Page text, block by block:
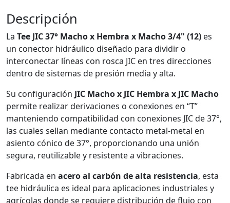
Descripción
La Tee JIC 37° Macho x Hembra x Macho 3/4" (12) es
un conector hidráulico diseñado para dividir o
interconectar líneas con rosca JIC en tres direcciones
dentro de sistemas de presión media y alta.
Su configuración JIC Macho x JIC Hembra x JIC Macho
permite realizar derivaciones o conexiones en “T”
manteniendo compatibilidad con conexiones JIC de 37°,
las cuales sellan mediante contacto metal-metal en
asiento cónico de 37°, proporcionando una unión
segura, reutilizable y resistente a vibraciones.
Fabricada en acero al carbón de alta resistencia, esta
tee hidráulica es ideal para aplicaciones industriales y
agrícolas donde se requiere distribución de flujo con